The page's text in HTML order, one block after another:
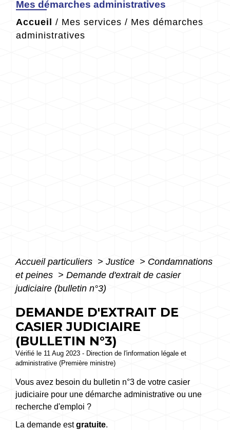
Mes démarches administratives
Accueil / Mes services / Mes démarches
administratives
Accueil particuliers > Justice > Condamnations
et peines > Demande d'extrait de casier
judiciaire (bulletin n°3)
DEMANDE D'EXTRAIT DE
CASIER JUDICIAIRE
(BULLETIN N°3)
Vérifié le 11 Aug 2023 - Direction de l'information légale et
administrative (Première ministre)
Vous avez besoin du bulletin n°3 de votre casier
judiciaire pour une démarche administrative ou une
recherche d'emploi ?
La demande estgratuite.